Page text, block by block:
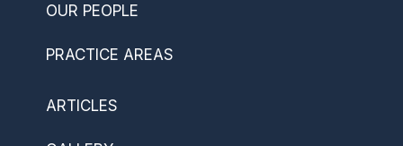
OUR PEOPLE
PRACTICE AREAS
ARTICLES